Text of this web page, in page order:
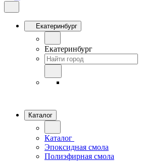
Екатеринбург
Екатеринбург
Каталог
Каталог
Эпоксидная смола
Полиэфирная смола